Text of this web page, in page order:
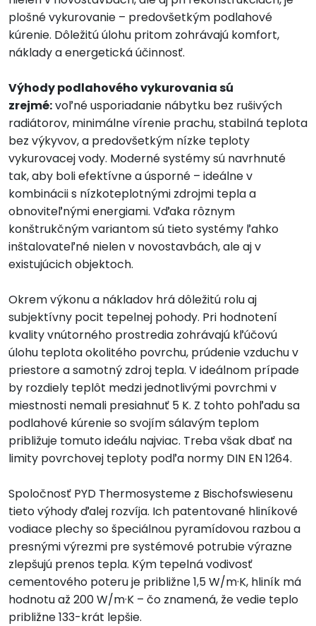
plošné vykurovanie – predovšetkým podlahové
kúrenie. Dôležitú úlohu pritom zohrávajú komfort,
náklady a energetická účinnosť.
Výhody podlahového vykurovania sú
zrejmé:voľné usporiadanie nábytku bez rušivých
radiátorov, minimálne vírenie prachu, stabilná teplota
bez výkyvov, a predovšetkým nízke teploty
vykurovacej vody. Moderné systémy sú navrhnuté
tak, aby boli efektívne a úsporné – ideálne v
kombinácii s nízkoteplotnými zdrojmi tepla a
obnoviteľnými energiami. Vďaka rôznym
konštrukčným variantom sú tieto systémy ľahko
inštalovateľné nielen v novostavbách, ale aj v
existujúcich objektoch.
Okrem výkonu a nákladov hrá dôležitú rolu aj
subjektívny pocit tepelnej pohody. Pri hodnotení
kvality vnútorného prostredia zohrávajú kľúčovú
úlohu teplota okolitého povrchu, prúdenie vzduchu v
priestore a samotný zdroj tepla. V ideálnom prípade
by rozdiely teplôt medzi jednotlivými povrchmi v
miestnosti nemali presiahnuť 5 K. Z tohto pohľadu sa
podlahové kúrenie so svojím sálavým teplom
približuje tomuto ideálu najviac. Treba však dbať na
limity povrchovej teploty podľa normy DIN EN 1264.
Spoločnosť PYD Thermosysteme z Bischofswiesenu
tieto výhody ďalej rozvíja. Ich patentované hliníkové
vodiace plechy so špeciálnou pyramídovou razbou a
presnými výrezmi pre systémové potrubie výrazne
zlepšujú prenos tepla. Kým tepelná vodivosť
cementového poteru je približne 1,5 W/m·K, hliník má
hodnotu až 200 W/m·K – čo znamená, že vedie teplo
približne 133-krát lepšie.